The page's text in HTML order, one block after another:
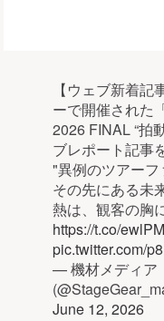
【ウェブ新着
ーで開催された
2026 FINAL “拍
ブレポート記事
"異例のツアーフ
その先にある未
熱は、観客の胸
https://t.co/
pic.twitter.com/
— 機材メディア
June 12, 2026